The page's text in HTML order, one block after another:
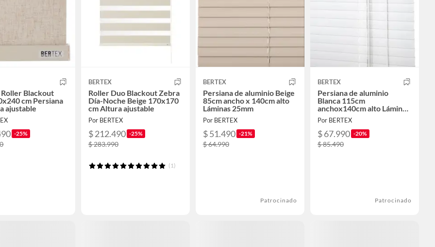
Blackout
cm Persiana
ajustable
-25%
BERTEX
Roller Duo Blackout Zebra
Día-Noche Beige 170x170
cm Altura ajustable
Por BERTEX
$ 212.490 -25%
$ 283.990
(1)
BERTEX
Persiana de aluminio Beige
85cm ancho x 140cm alto
Láminas 25mm
Por BERTEX
$ 51.490 -21%
$ 64.990
Patrocinado
BERTEX
Persiana de aluminio
Blanca 115cm
anchox140cm alto Láminas
25mm
Por BERTEX
$ 67.990 -20%
$ 85.490
Patrocinado